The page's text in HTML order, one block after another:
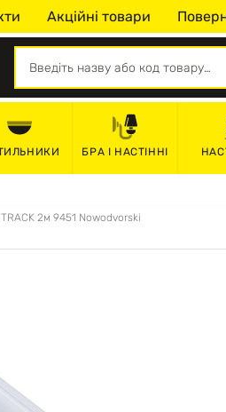
Акційні товари
БРА І НАСТІННІ
2м 9451 Nowodvorski